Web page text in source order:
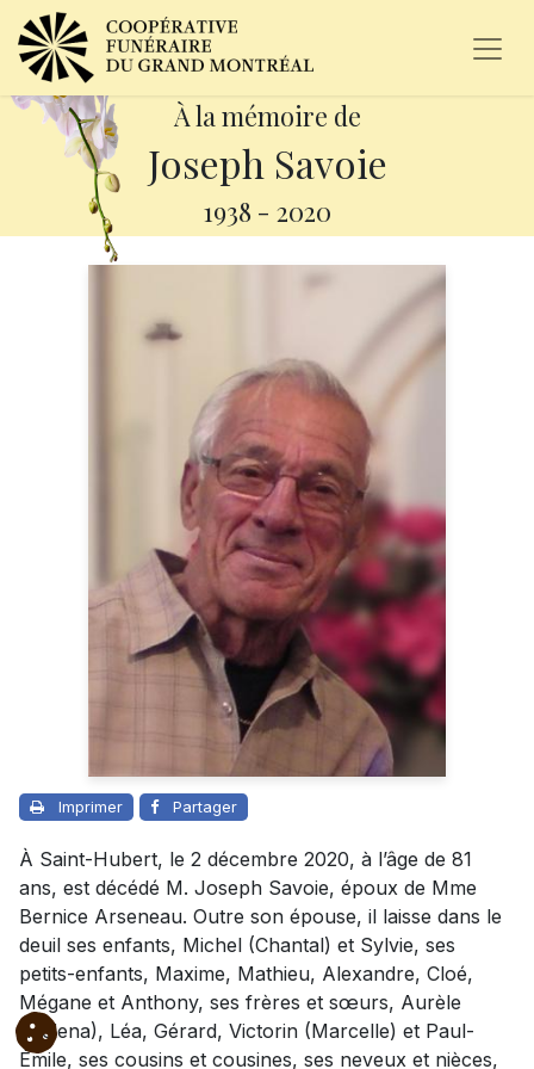
À la mémoire de
Joseph Savoie
1938 - 2020
Imprimer Partager
À Saint-Hubert, le 2 décembre 2020, à l’âge de 81
ans, est décédé M. Joseph Savoie, époux de Mme
Bernice Arseneau. Outre son épouse, il laisse dans le
deuil ses enfants, Michel (Chantal) et Sylvie, ses
petits-enfants, Maxime, Mathieu, Alexandre, Cloé,
Mégane et Anthony, ses frères et sœurs, Aurèle
(Helena), Léa, Gérard, Victorin (Marcelle) et Paul-
Émile, ses cousins et cousines, ses neveux et nièces,